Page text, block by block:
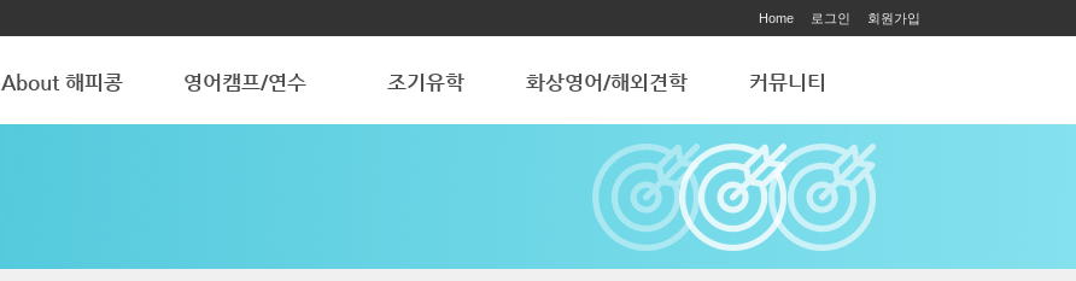
Home 로그인 회원가입
About 해피콩 영어캠프/연수 조기유학 화상영어/해외견학
해외 학습견학
커뮤니티
공지사항
ART ACADEMY